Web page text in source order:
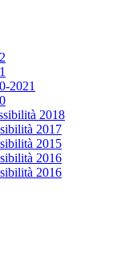
2021
2018
2017
2015
2016
2016